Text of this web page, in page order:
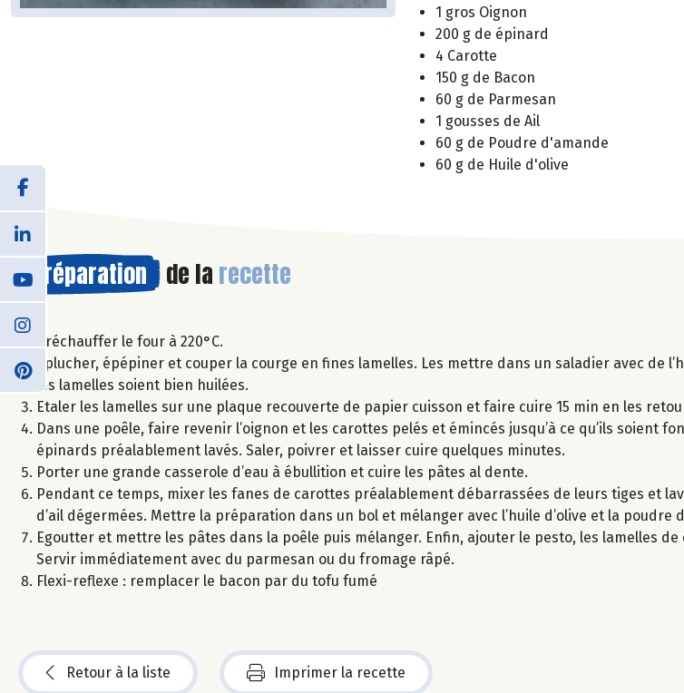
1 gros Oignon
200 g de épinard
4 Carotte
150 g de Bacon
60 g de Parmesan
1 gousses de Ail
60 g de Poudre d'amande
60 g de Huile d'olive
Préparation de la recette
Préchauffer le four à 220°C.
Eplucher, épépiner et couper la courge en fines lamelles. Les mettre dans un saladier avec de
les lamelles soient bien huilées.
Etaler les lamelles sur une plaque recouverte de papier cuisson et faire cuire 15 min en les
Dans une poêle, faire revenir l’oignon et les carottes pelés et émincés jusqu’à ce qu’ils soient
épinards préalablement lavés. Saler, poivrer et laisser cuire quelques minutes.
Porter une grande casserole d’eau à ébullition et cuire les pâtes al dente.
Pendant ce temps, mixer les fanes de carottes préalablement débarrassées de leurs tiges et
d’ail dégermées. Mettre la préparation dans un bol et mélanger avec l’huile d’olive et la poudre
Egoutter et mettre les pâtes dans la poêle puis mélanger. Enfin, ajouter le pesto, les lamelles
Servir immédiatement avec du parmesan ou du fromage râpé.
Flexi-reflexe : remplacer le bacon par du tofu fumé
Retour à la liste Imprimer la recette